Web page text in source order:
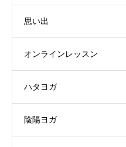
思い出
オンラインレッスン
ハタヨガ
陰陽ヨガ